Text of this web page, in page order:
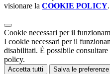
visionare la COOKIE POLICY.
Cookie necessari per il
I cookie necessari per il
disabilitati. È possibile
policy.
Accetta tutti Salva le preferenze